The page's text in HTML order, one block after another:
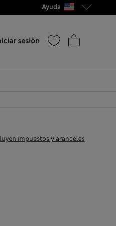
Ayuda
sesión
impuestos y aranceles